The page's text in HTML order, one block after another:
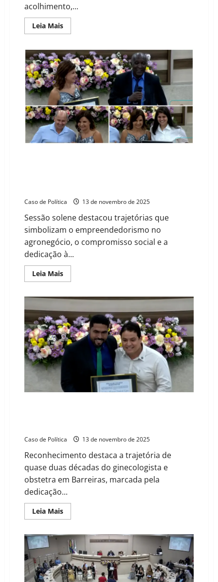
acolhimento,...
Leia MaisRead
more
Dicíola
Baqueiro
homenageia
Norma
Tomase
com
Título
de
Cidadã
Barreirense
Caso de Política 13 de novembro de 2025
Sessão solene destacou trajetórias que
simbolizam o empreendedorismo no
agronegócio, o compromisso social e a
dedicação à...
Leia MaisRead
more
Graça
entrega
Título
de
Cidadão
Barreirense
a
Júlio
ao
contribuição
para
Barreiras
Caso de Política 13 de novembro de 2025
Reconhecimento destaca a trajetória de
quase duas décadas do ginecologista e
obstetra em Barreiras, marcada pela
dedicação...
Leia MaisRead
more
Allan
do
Allanbick
entrega
Título
de
Cidadão